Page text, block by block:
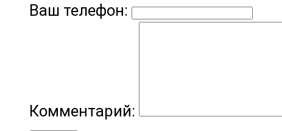
Ваш телефон:
Комментарий: